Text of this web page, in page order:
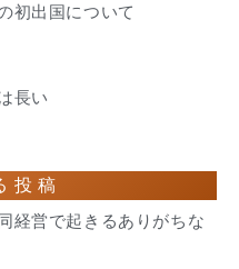
初出国について
長い
投稿
経営で起きるありがちな